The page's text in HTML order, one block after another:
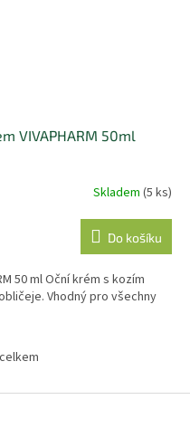
VIVAPHARM 50ml
Skladem (5 ks)
Do košíku
50 ml Oční krém s kozím
Vhodný pro všechny